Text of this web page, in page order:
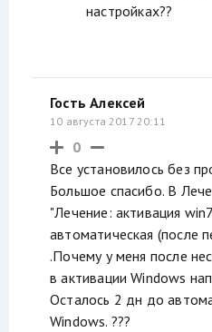
настройках??
Гость Алексей
10 августа 2017 20:11
0
Все установилось без
Большое спасибо. В
"Лечение: активация
автоматическая (после
.Почему у меня после
в активации Windows
Осталось 2 дн до
Windows. ???